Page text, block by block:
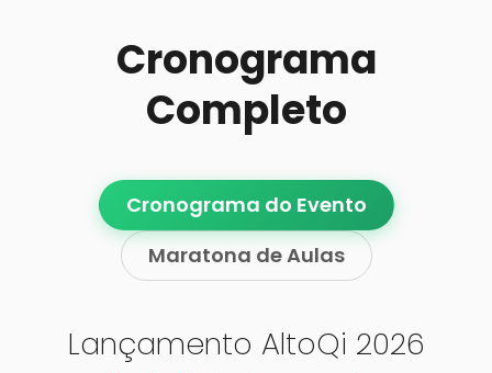
Cronograma
Completo
Cronograma do Evento
Maratona de Aulas
Lançamento AltoQi 2026